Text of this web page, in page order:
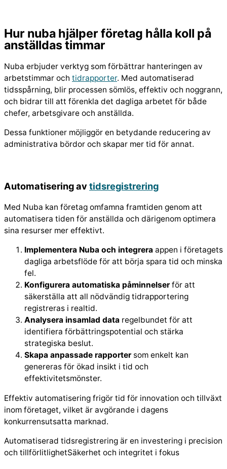
Hur nuba hjälper företag hålla koll på
anställdas timmar
Nuba erbjuder verktyg som förbättrar hanteringen av
arbetstimmar och tidrapporter. Med automatiserad
tidsspårning, blir processen sömlös, effektiv och noggrann,
och bidrar till att förenkla det dagliga arbetet för både
chefer, arbetsgivare och anställda.
Dessa funktioner möjliggör en betydande reducering av
administrativa bördor och skapar mer tid för annat.
Automatisering avtidsregistrering
Med Nuba kan företag omfamna framtiden genom att
automatisera tiden för anställda och därigenom optimera
sina resurser mer effektivt.
Implementera Nuba och integrera appen i företagets
dagliga arbetsflöde för att börja spara tid och minska
fel.
Konfigurera automatiska påminnelser för att
säkerställa att all nödvändig tidrapportering
registreras i realtid.
Analysera insamlad data regelbundet för att
identifiera förbättringspotential och stärka
strategiska beslut.
Skapa anpassade rapporter som enkelt kan
genereras för ökad insikt i tid och
effektivitetsmönster.
Effektiv automatisering frigör tid för innovation och tillväxt
inom företaget, vilket är avgörande i dagens
konkurrensutsatta marknad.
Automatiserad tidsregistrering är en investering i precision
och tillförlitlighetSäkerhet och integritet i fokus